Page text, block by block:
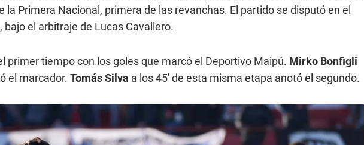
la Primera Nacional, primera de las revanchas. El partido se disputó en el
el arbitraje de Lucas Cavallero.
primer tiempo con los goles que marcó el Deportivo Maipú. Mirko Bonfigli
el marcador. Tomás Silva a los 45' de esta misma etapa anotó el segundo.